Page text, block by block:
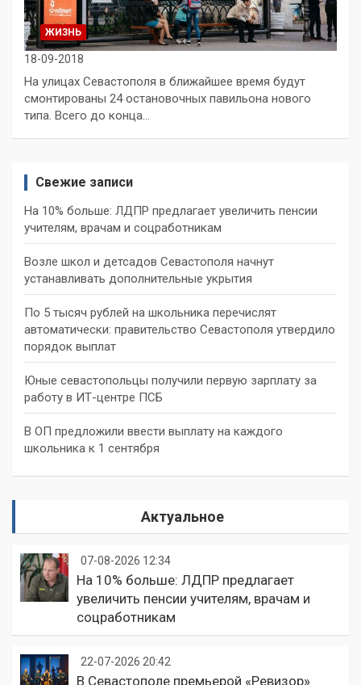
ЖИЗНЬ
18-09-2018
На улицах Севастополя в ближайшее время будут
смонтированы 24 остановочных павильона нового
типа. Всего до конца…
Свежие записи
На 10% больше: ЛДПР предлагает увеличить пенсии
учителям, врачам и соцработникам
Возле школ и детсадов Севастополя начнут
устанавливать дополнительные укрытия
По 5 тысяч рублей на школьника перечислят
автоматически: правительство Севастополя утвердило
порядок выплат
Юные севастопольцы получили первую зарплату за
работу в ИТ-центре ПСБ
В ОП предложили ввести выплату на каждого
школьника к 1 сентября
Актуальное
07-08-2026 12:34
На 10% больше: ЛДПР предлагает
увеличить пенсии учителям, врачам и
соцработникам
22-07-2026 20:42
В Севастополе премьерой «Ревизор»